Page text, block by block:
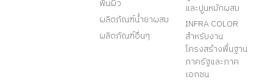
พื้นผิว
ผลิตภัณฑ์น้ำยาผสม
ผลิตภัณฑ์อื่นๆ
และปูนหมักผสม
INFRA COLOR
สำหรับงาน
โครงสร้างพื้นฐาน
ภาครัฐและภาค
เอกชน